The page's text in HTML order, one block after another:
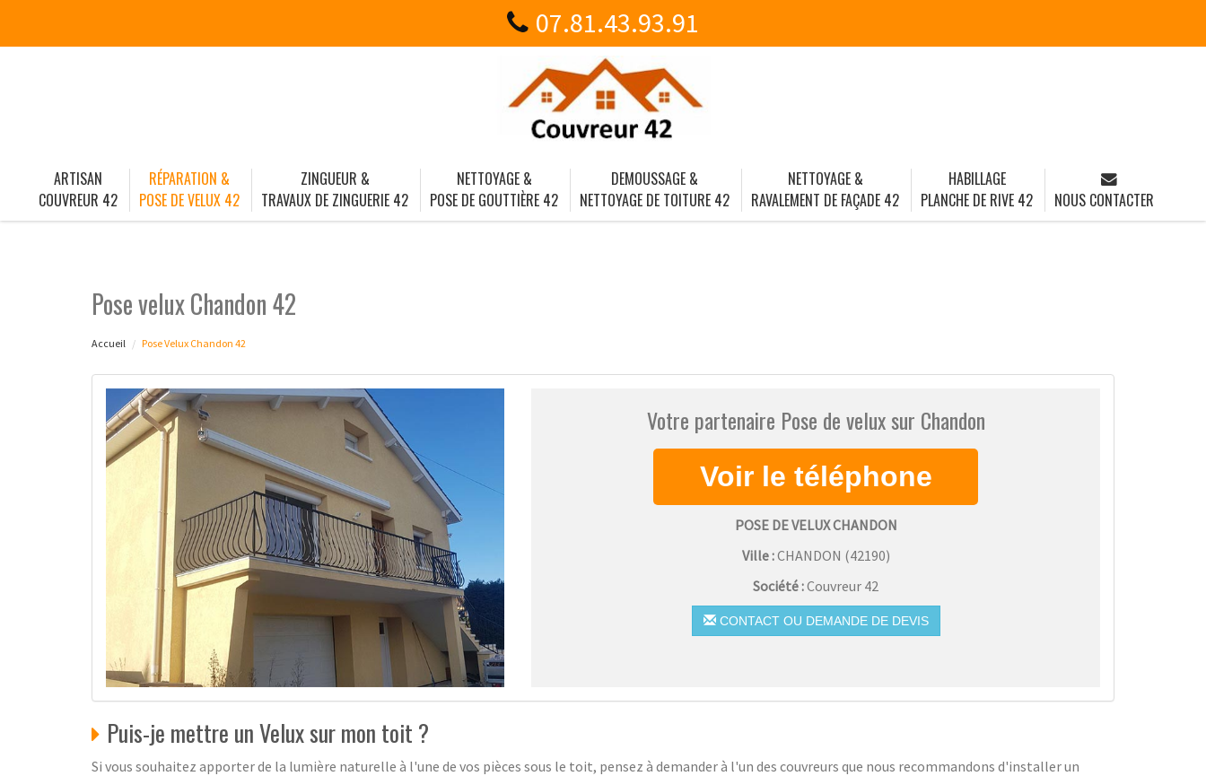
07.81.43.93.91
ARTISAN
COUVREUR 42
RÉPARATION &
POSE DE VELUX 42
ZINGUEUR &
TRAVAUX DE ZINGUERIE 42
NETTOYAGE &
POSE DE GOUTTIÈRE 42
DEMOUSSAGE &
NETTOYAGE DE TOITURE 42
NETTOYAGE &
RAVALEMENT DE FAÇADE 42
HABILLAGE
PLANCHE DE RIVE 42
NOUS CONTACTER
Pose velux Chandon 42
Accueil Pose Velux Chandon 42
Votre partenaire Pose de velux sur Chandon
POSE DE VELUX CHANDON
Ville :CHANDON (42190)
Société :Couvreur 42
CONTACT OU DEMANDE DE DEVIS
Puis-je mettre un Velux sur mon toit ?
Si vous souhaitez apporter de la lumière naturelle à l'une de vos pièces sous le toit, pensez à demander à l'un des couvreurs que nous recommandons d'installer un